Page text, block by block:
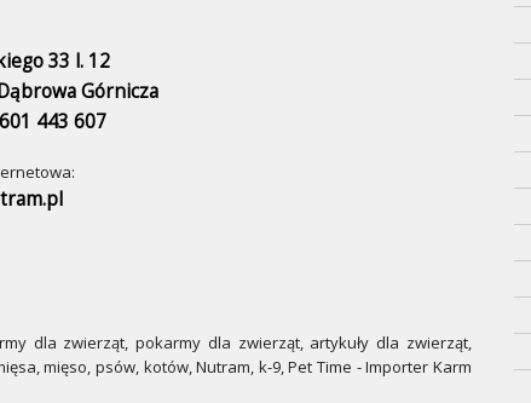
33 l. 12
Górnicza
443 607
dla zwierząt, pokarmy dla zwierząt, artykuły dla zwierząt,
mięso, psów, kotów, Nutram, k-9, Pet Time - Importer Karm